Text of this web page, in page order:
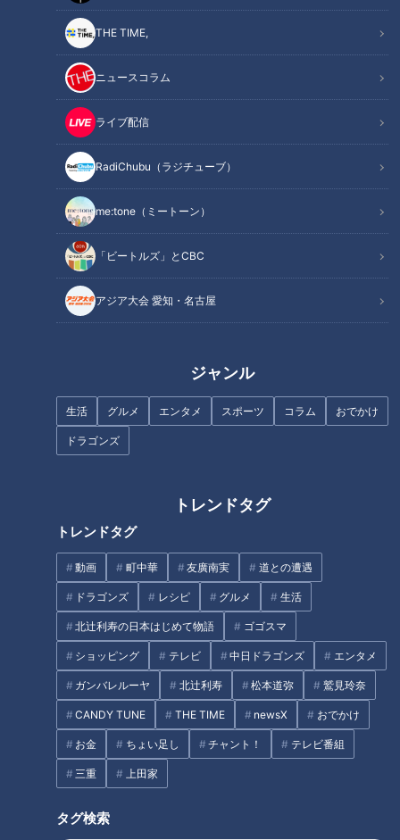
THE TIME,
ニュースコラム
ライブ配信
RadiChubu（ラジチューブ）
me:tone（ミートーン）
「ビートルズ」とCBC
アジア大会 愛知・名古屋
ジャンル
生活 グルメ エンタメ スポーツ コラム おでかけ
ドラゴンズ
トレンドタグ
トレンドタグ
動画 町中華 友廣南実 道との遭遇
ドラゴンズ レシピ グルメ 生活
北辻利寿の日本はじめて物語 ゴゴスマ
ショッピング テレビ 中日ドラゴンズ エンタメ
ガンバレルーヤ 北辻利寿 松本道弥 鷲見玲奈
CANDY TUNE THE TIME newsX おでかけ
お金 ちょい足し チャント！ テレビ番組
三重 上田家
タグ検索
信長の指摘に加藤清正が焦る…
「山崎の戦い」の謎
急逝木下雄がハマの夜空に降ら
せた涙雨 侍・井端コーチが今
だから明かす“ドラ大野雄起用
法”秘話
名古屋の人工河川「堀川」誕生
の裏に隠された自然河川の軌跡
古舘伊知郎が語る『夜ヒット』
中日OB・吉見一起が願う、ドラ
身ドラゴンズ」エースへの道
中日ドラゴンズ 高松渡